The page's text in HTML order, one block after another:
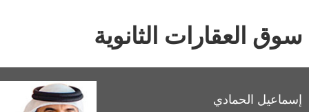
سوق العقارات الثانوية
إسماعيل الحمادي